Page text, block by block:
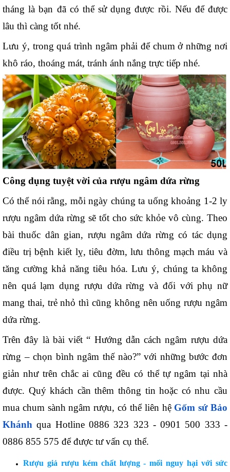
tháng là bạn đã có thể sử dụng được rồi. Nếu để được
lâu thì càng tốt nhé.
Lưu ý, trong quá trình ngâm phải để chum ở những nơi
khô ráo, thoáng mát, tránh ánh nắng trực tiếp nhé.
Công dụng tuyệt vời của rượu ngâm dứa rừng
Có thể nói rằng, mỗi ngày chúng ta uống khoảng 1-2 ly
rượu ngâm dứa rừng sẽ tốt cho sức khỏe vô cùng. Theo
bài thuốc dân gian, rượu ngâm dứa rừng có tác dụng
điều trị bệnh kiết lỵ, tiêu đờm, lưu thông mạch máu và
tăng cường khả năng tiêu hóa. Lưu ý, chúng ta không
nên quá lạm dụng rượu dứa rừng và đối với phụ nữ
mang thai, trẻ nhỏ thì cũng không nên uống rượu ngâm
dứa rừng.
Trên đây là bài viết “ Hướng dẫn cách ngâm rượu dứa
rừng – chọn bình ngâm thế nào?” với những bước đơn
giản như trên chắc ai cũng đều có thể tự ngâm tại nhà
được. Quý khách cần thêm thông tin hoặc có nhu cầu
mua chum sành ngâm rượu, có thể liên hệ Gốm sứ Bảo
Khánh qua Hotline 0886 323 323 - 0901 500 333 -
0886 855 575 để được tư vấn cụ thể.
Rượu giả rượu kém chất lượng - mối nguy hại với sức